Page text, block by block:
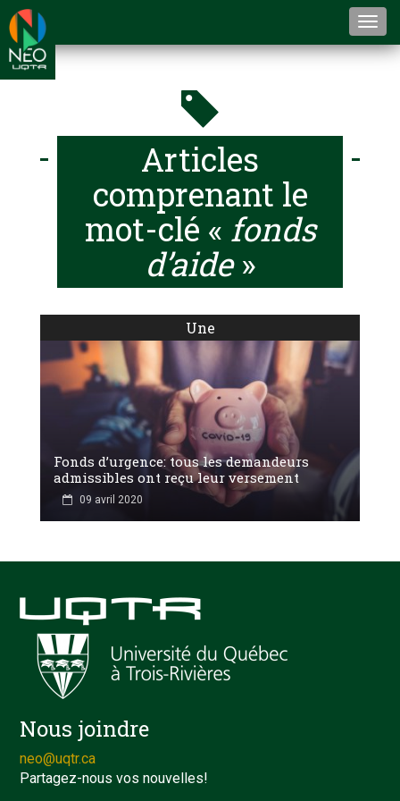
Articles
comprenant le
mot-clé « fonds
d’aide»
Une
Fonds d’urgence: tous les demandeurs
admissibles ont reçu leur versement
09 avril 2020
Nous joindre
neo@uqtr.ca
Partagez-nous vos nouvelles!